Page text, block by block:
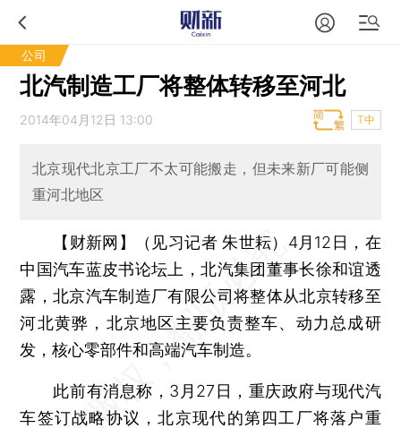
公司
北汽制造工厂将整体转移至河北
2014年04月12日 13:00 T中
北京现代北京工厂不太可能搬走，但未来新厂可能侧
重河北地区
【财新网】（见习记者 朱世耘） 4月12日，在
中国汽车蓝皮书论坛上，北汽集团董事长徐和谊透
露，北京汽车制造厂有限公司将整体从北京转移至
河北黄骅，北京地区主要负责整车、动力总成研
发，核心零部件和高端汽车制造。
此前有消息称，3月27日，重庆政府与现代汽
车签订战略协议，北京现代的第四工厂将落户重